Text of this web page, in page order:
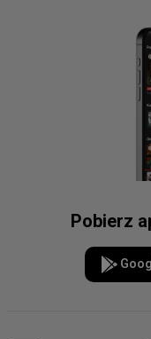
Pobierz